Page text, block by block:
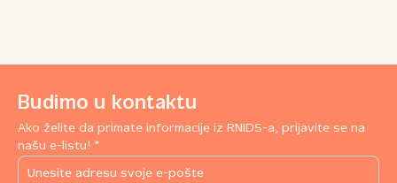
Budimo u kontaktu
Ako želite da primate informacije iz RNIDS-a, prijavite se na
našu e-listu! *